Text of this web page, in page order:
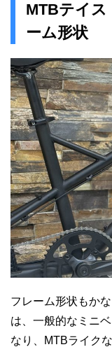
MTBテイス
ーム形状
フレーム形状もか
は、一般的なミニ
なり、MTBライク